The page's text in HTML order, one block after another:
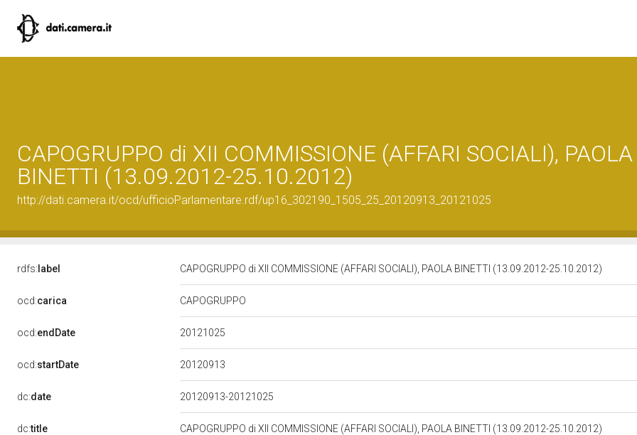
CAPOGRUPPO di XII COMMISSIONE (AFFARI SOCIALI), PAOLA
BINETTI (13.09.2012-25.10.2012)
http://dati.camera.it/ocd/ufficioParlamentare.rdf/up16_302190_1505_25_20120913_20121025
rdfs: label CAPOGRUPPO di XII COMMISSIONE (AFFARI SOCIALI), PAOLA BINETTI (13.09.2012-25.10.2012)
ocd:carica CAPOGRUPPO
ocd:endDate 20121025
ocd:startDate 20120913
dc:date 20120913-20121025
dc:title CAPOGRUPPO di XII COMMISSIONE (AFFARI SOCIALI), PAOLA BINETTI (13.09.2012-25.10.2012)